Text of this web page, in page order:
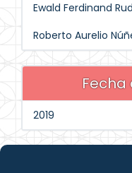
Ewald Ferdinand
Roberto Aurelio
Fecha
2019